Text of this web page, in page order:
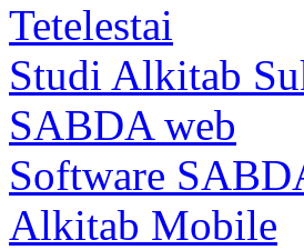
Tetelestai
Studi Alkitab
SABDA web
Software
Alkitab Mobile